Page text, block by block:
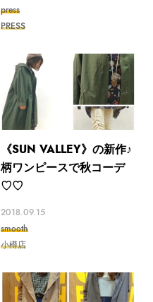
press
PRESS
《SUN VALLEY》の新作♪
柄ワンピースで秋コーデ
♡♡
2018.09.15
smooth
小樽店